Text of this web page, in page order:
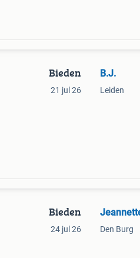
Bieden
21 jul 26
B.J.
Leiden
Bieden
24 jul 26 Den Burg